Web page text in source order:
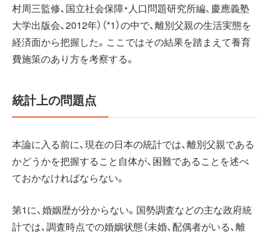
村周三監修、国立社会保障・人口問題研究所編、慶應義塾
大学出版会、2012年）（*1）の中で、離別父親の生活実態を
経済面から把握した。ここではその結果を踏まえて養育
費施策のあり方を考察する。
統計上の問題点
本論に入る前に、現在の日本の統計では、離別父親である
かどうかを把握すること自体が、困難であることを述べ
ておかなければならない。
第1に、婚姻歴が分からない。国勢調査などの主な政府統
計では、調査時点での婚姻状態（未婚、配偶者がいる、離